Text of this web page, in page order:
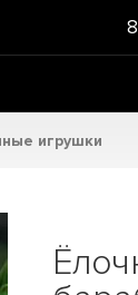
игрушки